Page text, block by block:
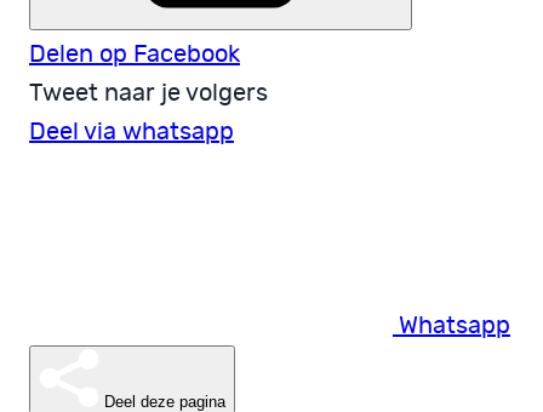
Delen op Facebook
Tweet naar je volgers
Deel via whatsapp
Whatsapp
Deel deze pagina